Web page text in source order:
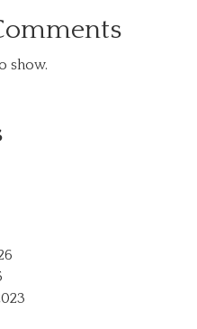
show.